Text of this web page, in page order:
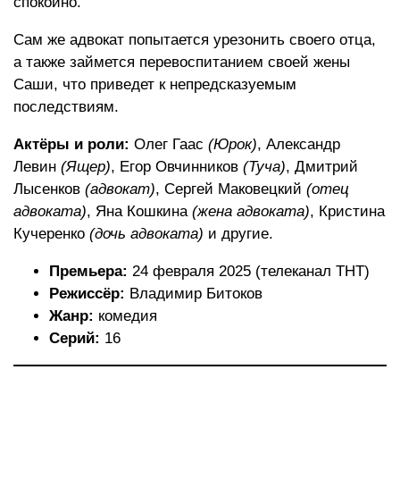
Сам же адвокат попытается урезонить своего отца,
а также займется перевоспитанием своей жены
Саши, что приведет к непредсказуемым
последствиям.
Актёры и роли: Олег Гаас (Юрок), Александр
Левин (Ящер), Егор Овчинников (Туча), Дмитрий
Лысенков (адвокат), Сергей Маковецкий (отец
адвоката), Яна Кошкина (жена адвоката), Кристина
Кучеренко (дочь адвоката) и другие.
Премьера: 24 февраля 2025 (телеканал ТНТ)
Режиссёр: Владимир Битоков
Жанр: комедия
Серий: 16